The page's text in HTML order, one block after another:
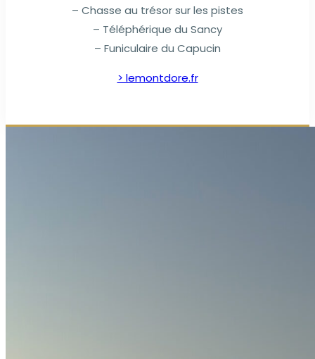
– Chasse au trésor sur les pistes
– Téléphérique du Sancy
– Funiculaire du Capucin
> lemontdore.fr